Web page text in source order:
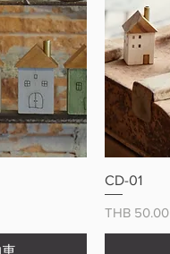
CD-01
價格
THB 50.00